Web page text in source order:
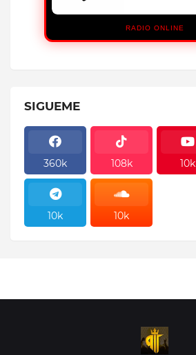
RADIO ONLINE
SIGUEME
360k 108k 10k
10k 10k